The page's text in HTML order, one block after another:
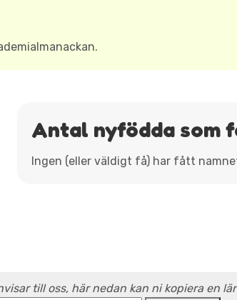
Antal nyfödda som
Ingen (eller väldigt få) har fått
till oss, här nedan kan ni kopiera en